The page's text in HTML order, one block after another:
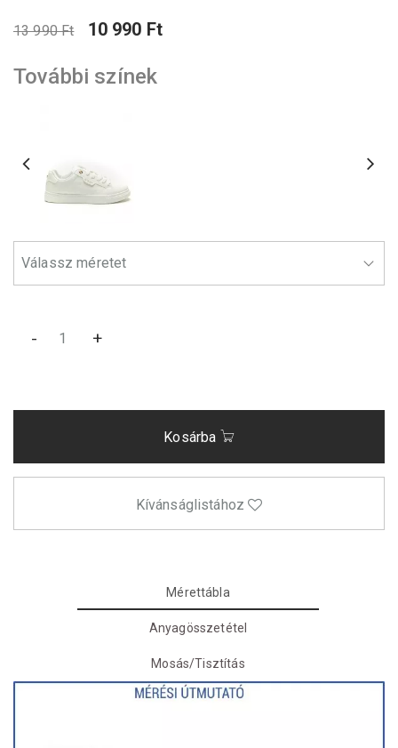
13 990 Ft 10 990 Ft
További színek
- +
Kosárba
Kívánságlistához
Mérettábla
Anyagösszetétel
Mosás/Tisztítás